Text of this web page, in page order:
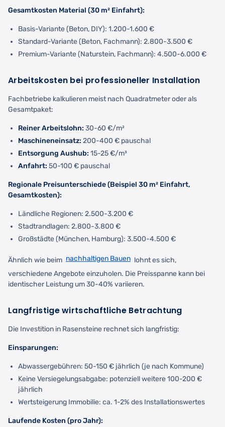
Gesamtkosten Material (30 m² Einfahrt):
Basis-Variante (Beton, DIY): 1.200-1.600 €
Standard-Variante (Beton, Fachmann): 2.800-3.500 €
Premium-Variante (Naturstein, Fachmann): 4.500-6.000 €
Arbeitskosten bei professioneller Installation
Fachbetriebe kalkulieren meist nach Quadratmeter oder als
Gesamtpaket:
Reiner Arbeitslohn: 30-60 €/m²
Maschineneinsatz: 200-400 € pauschal
Entsorgung Aushub: 15-25 €/m³
Anfahrt: 50-100 € pauschal
Regionale Preisunterschiede (Beispiel 30 m² Einfahrt,
Gesamtkosten):
Ländliche Regionen: 2.500-3.200 €
Stadtrandlagen: 2.800-3.800 €
Großstädte (München, Hamburg): 3.500-4.500 €
Ähnlich wie beim nachhaltigen Bauen lohnt es sich,
verschiedene Angebote einzuholen. Die Preisspanne kann bei
identischer Leistung um 30-40% variieren.
Langfristige wirtschaftliche Betrachtung
Die Investition in Rasensteine rechnet sich langfristig:
Einsparungen:
Abwassergebühren: 50-150 € jährlich (je nach Kommune)
Keine Versiegelungsabgabe: potenziell weitere 100-200 €
jährlich
Wertsteigerung Immobilie: ca. 1-2% des Installationswertes
Laufende Kosten (pro Jahr):